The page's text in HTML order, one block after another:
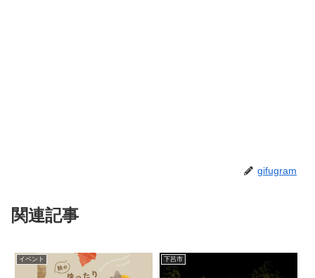
gifugram
関連記事
イベント 下呂市